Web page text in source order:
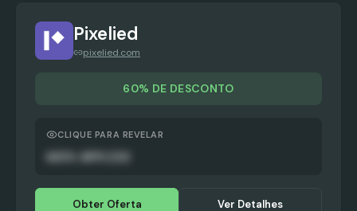
Pixelied
pixelied.com
60% DE DESCONTO
CLIQUE PARA REVELAR
Obter Oferta Ver Detalhes